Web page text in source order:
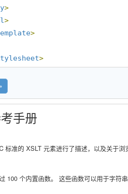
>
>
>
>
手册
标准的 XSLT 元素进行了描述，以及关于浏
100 个内置函数。 这些函数可以用于字符